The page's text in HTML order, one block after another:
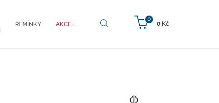
0
0 Kč
ŘEMÍNKY AKCE